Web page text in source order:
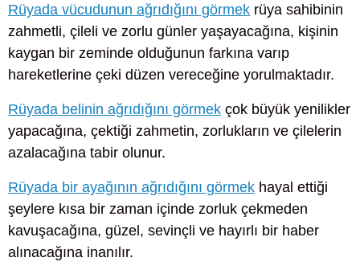
Rüyada vücudunun ağrıdığını görmek rüya sahibinin
zahmetli, çileli ve zorlu günler yaşayacağına, kişinin
kaygan bir zeminde olduğunun farkına varıp
hareketlerine çeki düzen vereceğine yorulmaktadır.
Rüyada belinin ağrıdığını görmek çok büyük yenilikler
yapacağına, çektiği zahmetin, zorlukların ve çilelerin
azalacağına tabir olunur.
Rüyada bir ayağının ağrıdığını görmek hayal ettiği
şeylere kısa bir zaman içinde zorluk çekmeden
kavuşacağına, güzel, sevinçli ve hayırlı bir haber
alınacağına inanılır.